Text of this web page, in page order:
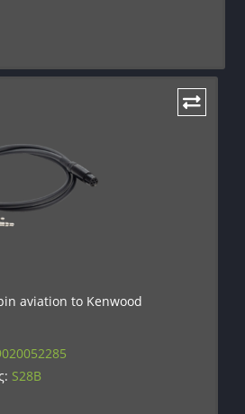
aviation to Kenwood
S28B